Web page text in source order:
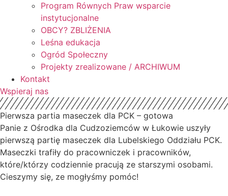
Program Równych Praw wsparcie
instytucjonalne
OBCY? ZBLIŻENIA
Leśna edukacja
Ogród Społeczny
Projekty zrealizowane / ARCHIWUM
Kontakt
Wspieraj nas
Pierwsza partia maseczek dla PCK – gotowa
Panie z Ośrodka dla Cudzoziemców w Łukowie uszyły
pierwszą partię maseczek dla Lubelskiego Oddziału PCK.
Maseczki trafiły do pracowniczek i pracowników,
które/którzy codziennie pracują ze starszymi osobami.
Cieszymy się, ze mogłyśmy pomóc!